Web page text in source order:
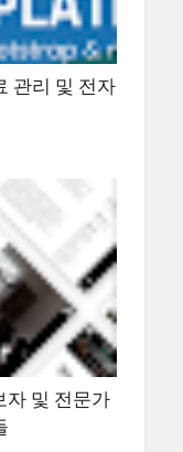
관리 및 전자
및 전문가